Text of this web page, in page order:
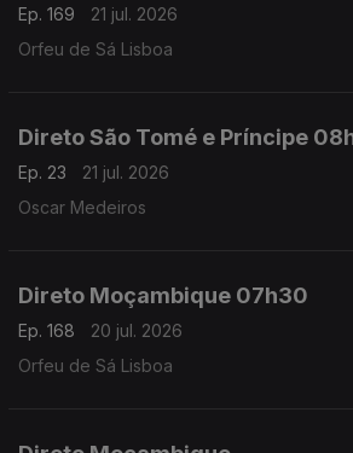
Ep. 169
21 jul. 2026
Orfeu de Sá Lisboa
Direto São Tomé e Príncipe
Ep. 23
21 jul. 2026
Oscar Medeiros
Direto Moçambique 07h30
Ep. 168
20 jul. 2026
Orfeu de Sá Lisboa